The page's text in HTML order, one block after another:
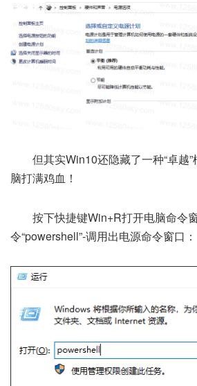
但其实Win10还隐藏了一种“卓越
脑打满鸡血！
按下快捷键Win+R打开电脑命令
令“powershell”-调用出电源命令窗口：